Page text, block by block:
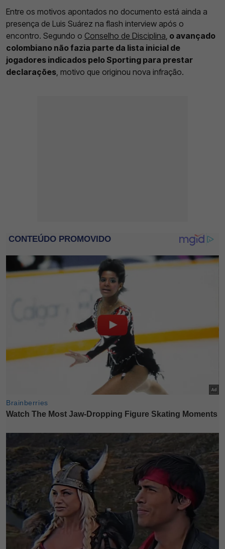
Entre os motivos apontados no documento está ainda a
presença de Luis Suárez na flash interview após o
encontro. Segundo o Conselho de Disciplina, o avançado
colombiano não fazia parte da lista inicial de
jogadores indicados pelo Sporting para prestar
declarações, motivo que originou nova infração.